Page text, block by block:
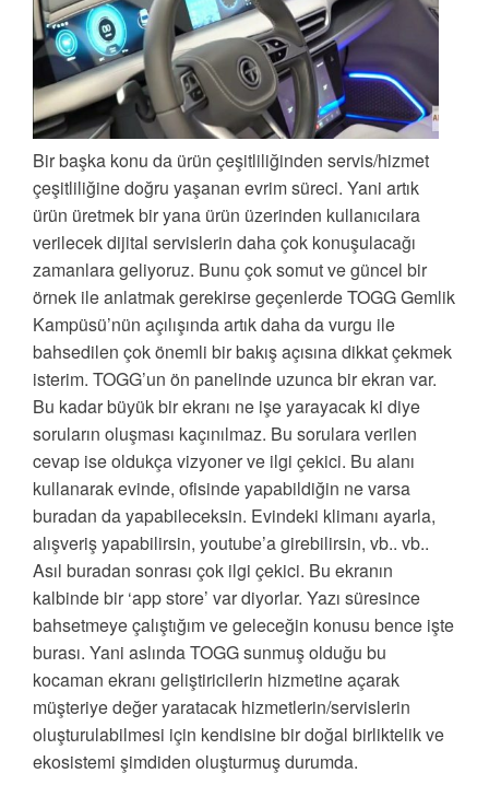
Bir başka konu da ürün çeşitliliğinden servis/hizmet
çeşitliliğine doğru yaşanan evrim süreci. Yani artık
ürün üretmek bir yana ürün üzerinden kullanıcılara
verilecek dijital servislerin daha çok konuşulacağı
zamanlara geliyoruz. Bunu çok somut ve güncel bir
örnek ile anlatmak gerekirse geçenlerde TOGG Gemlik
Kampüsü’nün açılışında artık daha da vurgu ile
bahsedilen çok önemli bir bakış açısına dikkat çekmek
isterim. TOGG’un ön panelinde uzunca bir ekran var.
Bu kadar büyük bir ekranı ne işe yarayacak ki diye
soruların oluşması kaçınılmaz. Bu sorulara verilen
cevap ise oldukça vizyoner ve ilgi çekici. Bu alanı
kullanarak evinde, ofisinde yapabildiğin ne varsa
buradan da yapabileceksin. Evindeki klimanı ayarla,
alışveriş yapabilirsin, youtube’a girebilirsin, vb.. vb..
Asıl buradan sonrası çok ilgi çekici. Bu ekranın
kalbinde bir ‘app store’ var diyorlar. Yazı süresince
bahsetmeye çalıştığım ve geleceğin konusu bence işte
burası. Yani aslında TOGG sunmuş olduğu bu
kocaman ekranı geliştiricilerin hizmetine açarak
müşteriye değer yaratacak hizmetlerin/servislerin
oluşturulabilmesi için kendisine bir doğal birliktelik ve
ekosistemi şimdiden oluşturmuş durumda.